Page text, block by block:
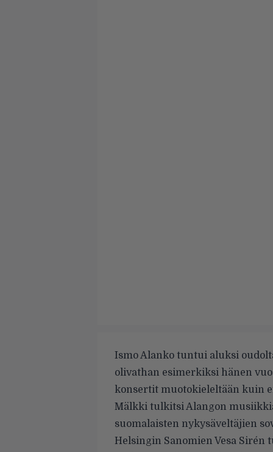
Ismo Alanko tuntui aluksi
olivathan esimerkiksi hänen
konsertit muotokieleltään kuin
Mälkki tulkitsi Alangon
suomalaisten nykysäveltäjien
Helsingin Sanomien Vesa Sirén